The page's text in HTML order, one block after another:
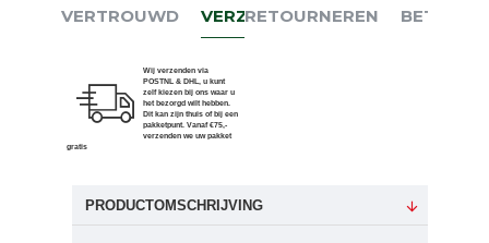
VERTROUWD VERZENDEN
Wij verzenden via
POSTNL & DHL, u kunt
zelf kiezen bij ons waar u
het bezorgd wilt hebben.
Dit kan zijn thuis of bij een
pakketpunt. Vanaf €75,-
verzenden we uw pakket
gratis
RETOURNEREN BETALEN
PRODUCTOMSCHRIJVING